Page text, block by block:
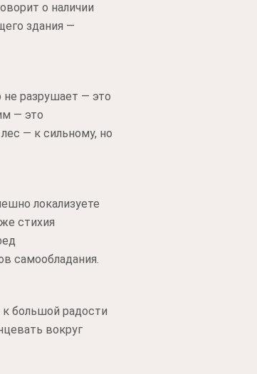
о наличии
здания —
не разрушает — это
— это
— к сильному, но
локализуете
стихия
самообладания.
большой радости
вокруг